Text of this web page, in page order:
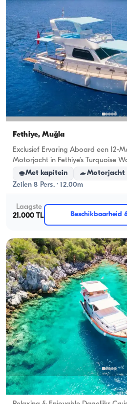
Fethiye, Muğla
Exclusief Ervaring Aboard een 12-
Motorjacht in Fethiye’s Turquoise
Met kapitein
Motorjacht
Zeilen 8 Pers. · 12.00m
Laagste
21.000 TL
Beschikbaarheid
Fethiye, Muğla